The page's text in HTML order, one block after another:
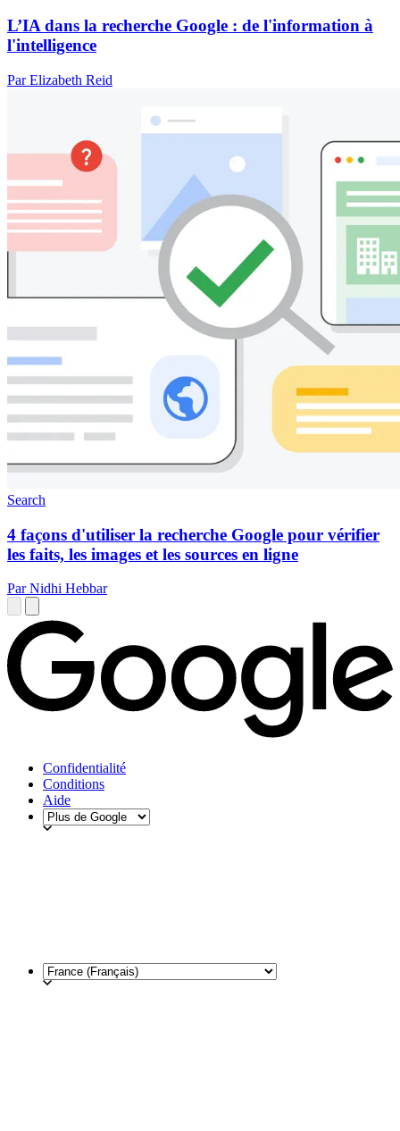
L’IA dans la recherche Google : de l'information à
l'intelligence
Par Elizabeth Reid
Search
4 façons d'utiliser la recherche Google pour vérifier
les faits, les images et les sources en ligne
Par Nidhi Hebbar
Confidentialité
Conditions
Aide